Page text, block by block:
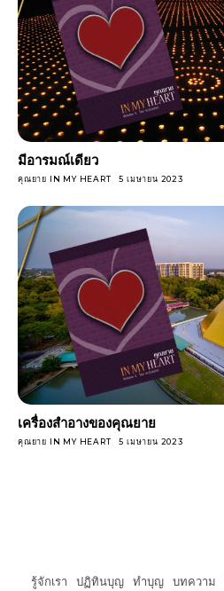
มีอารมณ์เดียว
คุณยาย IN MY HEART 5 เมษายน 2023
เครื่องสําอางของคุณยาย
คุณยาย IN MY HEART 5 เมษายน 2023
รู้จักเรา ปฏิทินบุญ ทำบุญ บทความ